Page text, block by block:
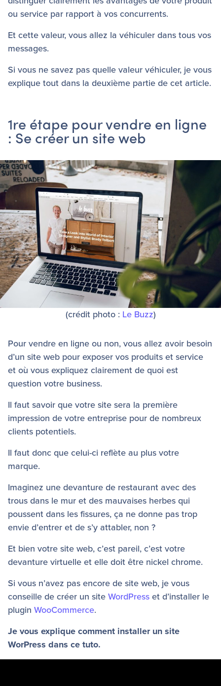
ou service par rapport à vos concurrents.
Et cette valeur, vous allez la véhiculer dans tous vos
messages.
Si vous ne savez pas quelle valeur véhiculer, je vous
explique tout dans la deuxième partie de cet article.
1re étape pour vendre en ligne
: Se créer un site web
(crédit photo : Le Buzz)
Pour vendre en ligne ou non, vous allez avoir besoin
d’un site web pour exposer vos produits et service
et où vous expliquez clairement de quoi est
question votre business.
Il faut savoir que votre site sera la première
impression de votre entreprise pour de nombreux
clients potentiels.
Il faut donc que celui-ci reflète au plus votre
marque.
Imaginez une devanture de restaurant avec des
trous dans le mur et des mauvaises herbes qui
poussent dans les fissures, ça ne donne pas trop
envie d’entrer et de s’y attabler, non ?
Et bien votre site web, c’est pareil, c’est votre
devanture virtuelle et elle doit être nickel chrome.
Si vous n’avez pas encore de site web, je vous
conseille de créer un site WordPress et d’installer le
plugin WooCommerce.
Je vous explique comment installer un site
WorPress dans ce tuto.